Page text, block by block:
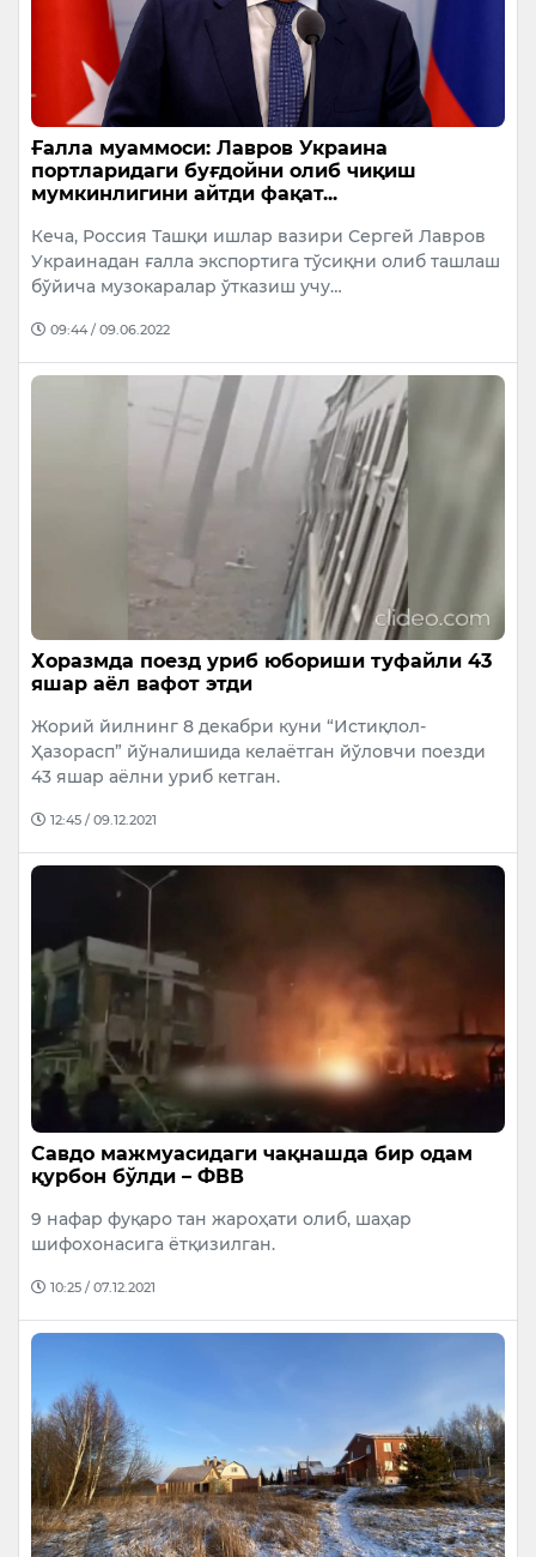
Ғалла муаммоси: Лавров Украина
портларидаги буғдойни олиб чиқиш
мумкинлигини айтди фақат...
Кеча, Россия Ташқи ишлар вазири Сергей Лавров
Украинадан ғалла экспортига тўсиқни олиб ташлаш
бўйича музокаралар ўтказиш учу…
09:44 / 09.06.2022
Хоразмда поезд уриб юбориши туфайли 43
яшар аёл вафот этди
Жорий йилнинг 8 декабри куни “Истиқлол-
Ҳазорасп” йўналишида келаётган йўловчи поезди
43 яшар аёлни уриб кетган.
12:45 / 09.12.2021
Савдо мажмуасидаги чақнашда бир одам
қурбон бўлди – ФВВ
9 нафар фуқаро тан жароҳати олиб, шаҳар
шифохонасига ётқизилган.
10:25 / 07.12.2021